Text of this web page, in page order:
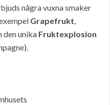
några vuxna smaker
Grapefrukt,
den unika Fruktexplosion